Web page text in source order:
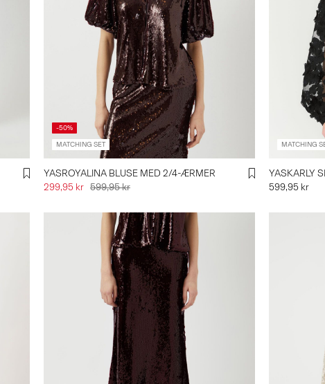
-50%
MATCHING SET
YASROYALINA BLUSE MED 2/4-ÆRMER
299,95 kr 599,95 kr
MATCHING
YASKARLY
599,95 kr